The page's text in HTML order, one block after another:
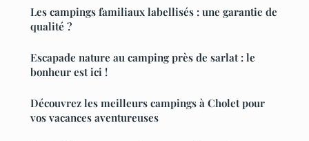
Les campings familiaux labellisés : une garantie de
qualité ?
Escapade nature au camping près de sarlat : le
bonheur est ici !
Découvrez les meilleurs campings à Cholet pour
vos vacances aventureuses